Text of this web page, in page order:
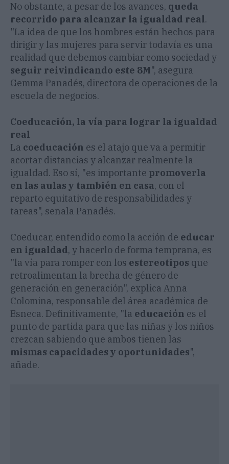
No obstante, a pesar de los avances, queda
recorrido para alcanzar la igualdad real.
"La idea de que los hombres están hechos para
dirigir y las mujeres para servir todavía es una
realidad que debemos cambiar como sociedad y
seguir reivindicando este 8M", asegura
Gemma Panadés, directora de operaciones de la
escuela de negocios.
Coeducación, la vía para lograr la igualdad
real
La coeducación es el atajo que va a permitir
acortar distancias y alcanzar realmente la
igualdad. Eso sí, "es importante promoverla
en las aulas y también en casa, con el
reparto equitativo de responsabilidades y
tareas", señala Panadés.
Coeducar, entendido como la acción de educar
en igualdad, y hacerlo de forma temprana, es
"la vía para romper con los estereotipos que
retroalimentan la brecha de género de
generación en generación", explica Anna
Colomina, responsable del área académica de
Esneca. Definitivamente, "la educación es el
punto de partida para que las niñas y los niños
crezcan sabiendo que ambos tienen las
mismas capacidades y oportunidades",
añade.